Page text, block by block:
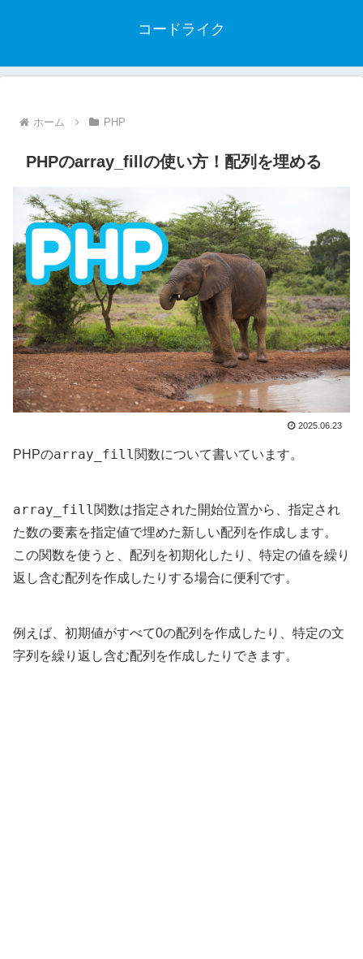
コードライク
ホーム PHP
PHPのarray_fillの使い方！配列を埋める
2025.06.23
PHPのarray_fill関数について書いています。
array_fill関数は指定された開始位置から、指定され
た数の要素を指定値で埋めた新しい配列を作成します。
この関数を使うと、配列を初期化したり、特定の値を繰り
返し含む配列を作成したりする場合に便利です。
例えば、初期値がすべて0の配列を作成したり、特定の文
字列を繰り返し含む配列を作成したりできます。